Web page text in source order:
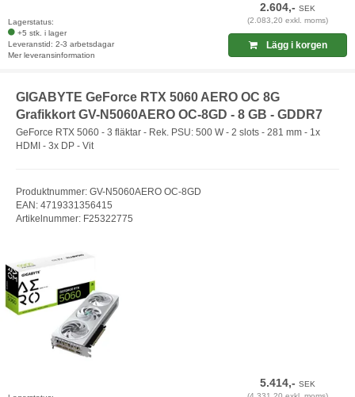
Lagerstatus:
+5 stk. i lager
Leveranstid: 2-3 arbetsdagar
Mer leveransinformation
2.604,-SEK
(2.083,20 exkl. moms)
Lägg i korgen
GIGABYTE GeForce RTX 5060 AERO OC 8G
Grafikkort GV-N5060AERO OC-8GD - 8 GB - GDDR7
GeForce RTX 5060 - 3 fläktar - Rek. PSU: 500 W - 2 slots - 281 mm - 1x
HDMI - 3x DP - Vit
Produktnummer: GV-N5060AERO OC-8GD
EAN: 4719331356415
Artikelnummer: F25322775
5.414,-SEK